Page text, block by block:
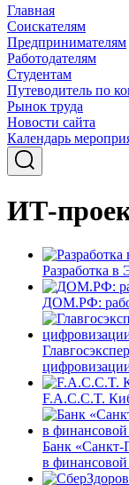
Главная
Соискателям
Предпринимателям
Работодателям
Студентам
Путеводитель по
Рынок труда
Новости сайта
Календарь
ИТ-
Разработка
ДОМ.РФ:
F.A.C.C.T.
Банк «Санкт-
в финансовой